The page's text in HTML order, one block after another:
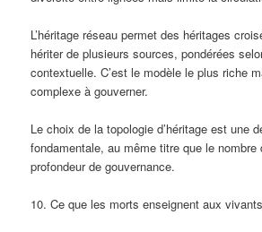
L’héritage réseau permet des héritages
hériter de plusieurs sources, pondérées
contextuelle. C’est le modèle le plus riche
complexe à gouverner.
Le choix de la topologie d’héritage est une
fondamentale, au même titre que le nombre
profondeur de gouvernance.
10. Ce que les morts enseignent aux vivants